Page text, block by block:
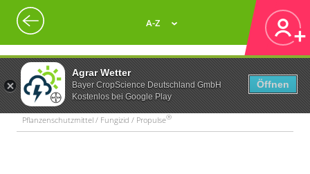
Agrar Wetter
Bayer CropScience Deutschland GmbH
Kostenlos bei Google Play
Öffnen
A-Z
Pflanzenschutzmittel / Fungizid / Propulse®